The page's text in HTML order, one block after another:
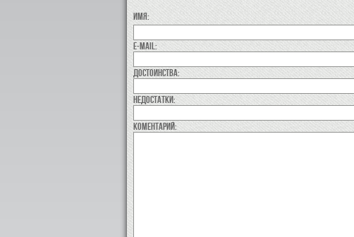
Имя:
E-MAIL:
Достоинства:
недостатки:
коментарий: